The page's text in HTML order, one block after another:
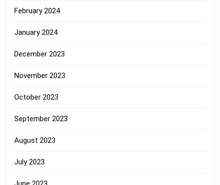
February 2024
January 2024
December 2023
November 2023
October 2023
September 2023
August 2023
July 2023